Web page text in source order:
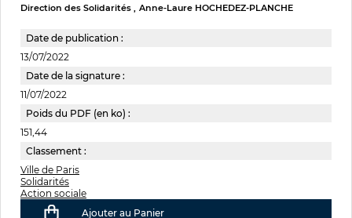
Direction des Solidarités Anne-Laure HOCHEDEZ-PLANCHE
Date de publication :
13/07/2022
Date de la signature :
11/07/2022
Poids du PDF (en ko) :
151,44
Classement :
Ville de Paris
Solidarités
Action sociale
Ajouter au Panier